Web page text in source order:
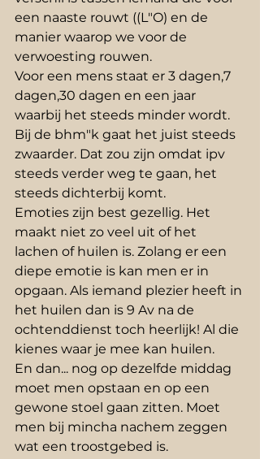
een naaste rouwt ((L"O) en de
manier waarop we voor de
verwoesting rouwen.
Voor een mens staat er 3 dagen,7
dagen,30 dagen en een jaar
waarbij het steeds minder wordt.
Bij de bhm"k gaat het juist steeds
zwaarder. Dat zou zijn omdat ipv
steeds verder weg te gaan, het
steeds dichterbij komt.
Emoties zijn best gezellig. Het
maakt niet zo veel uit of het
lachen of huilen is. Zolang er een
diepe emotie is kan men er in
opgaan. Als iemand plezier heeft in
het huilen dan is 9 Av na de
ochtenddienst toch heerlijk! Al die
kienes waar je mee kan huilen.
En dan... nog op dezelfde middag
moet men opstaan en op een
gewone stoel gaan zitten. Moet
men bij mincha nachem zeggen
wat een troostgebed is.